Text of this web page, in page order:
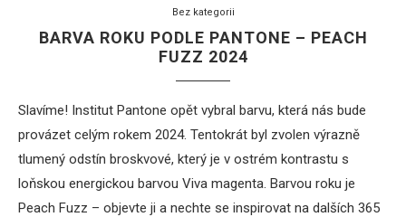
Bez kategorii
BARVA ROKU PODLE PANTONE – PEACH
FUZZ 2024
Slavíme! Institut Pantone opět vybral barvu, která nás bude
provázet celým rokem 2024. Tentokrát byl zvolen výrazně
tlumený odstín broskvové, který je v ostrém kontrastu s
loňskou energickou barvou Viva magenta. Barvou roku je
Peach Fuzz – objevte ji a nechte se inspirovat na dalších 365